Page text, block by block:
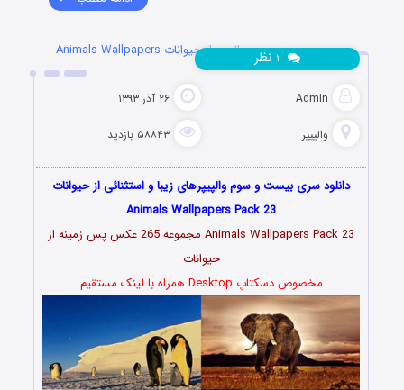
سری بیست و سوم والپیپر از حیوانات Animals Wallpapers
Admin ۲۶ آذر ۱۳۹۳
والپیپر ۵۸۸۴۳ بازدید
نظر
دانلود سری بیست و سوم والپیپرهای زیبا و استثنائی از حیوانات
Animals Wallpapers Pack 23
Animals Wallpapers Pack 23 مجموعه 265 عکس پس زمینه از
حیوانات
مخصوص دسکتاپ Desktop همراه با لینک مستقیم